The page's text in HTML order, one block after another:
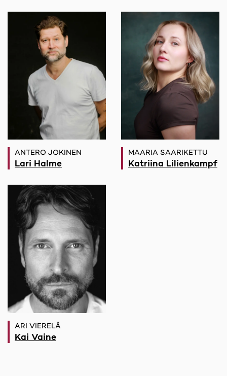
ANTERO JOKINEN
Lari Halme
MAARIA SAARIKETTU
Katriina Lilienkampf
ARI VIERELÄ
Kai Vaine